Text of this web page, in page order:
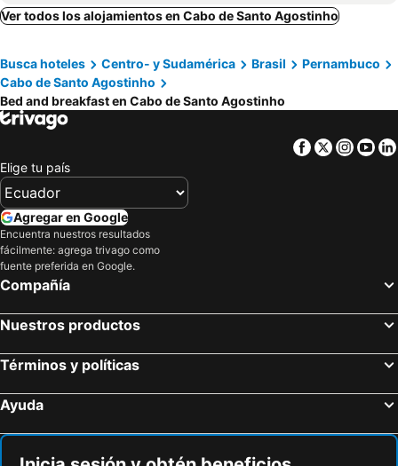
Ver todos los alojamientos en Cabo de Santo Agostinho
Busca hoteles Centro- y Sudamérica Brasil
Pernambuco
Cabo de Santo Agostinho
Bed and breakfast en Cabo de Santo Agostinho
Facebook
Twitter
Elige tu país
Agregar en Google
Encuentra nuestros resultados
fácilmente: agrega trivago como
fuente preferida en Google.
Compañía
Nuestros productos
Términos y políticas
Ayuda